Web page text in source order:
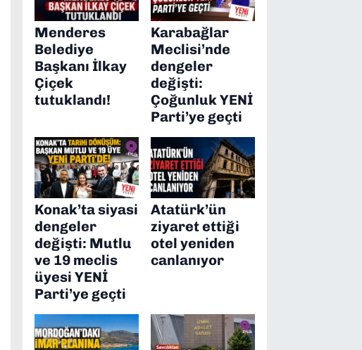
Menderes
Belediye
Başkanı İlkay
Çiçek
tutuklandı!
Karabağlar
Meclisi’nde
dengeler
değişti:
Çoğunluk YENİ
Parti’ye geçti
Konak’ta siyasi
dengeler
değişti: Mutlu
ve 19 meclis
üyesi YENİ
Parti’ye geçti
Atatürk’ün
ziyaret ettiği
otel yeniden
canlanıyor